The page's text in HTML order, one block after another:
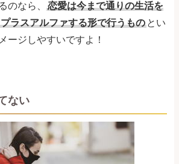
のなら、
恋愛は今まで通りの生活を
プラスアルファする形で行うもの とい
ージしやすいですよ！
ない